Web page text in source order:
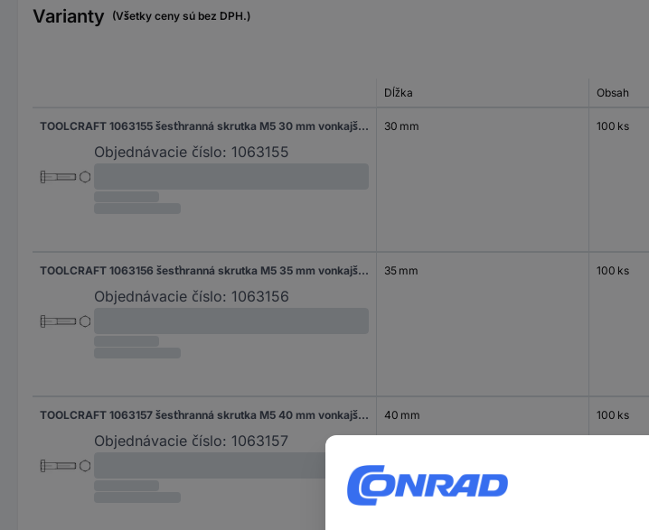
Varianty (Všetky ceny sú bez DPH.)
Dĺžka Obsah
TOOLCRAFT 1063155 šesťhranná skrutka M5 30 mm vonkajší šesťhran DIN 931 nerezová ocel A2 100 ks
Objednávacie číslo: 1063155
30 mm 100 ks
TOOLCRAFT 1063156 šesťhranná skrutka M5 35 mm vonkajší šesťhran DIN 931 nerezová ocel A2 100 ks
Objednávacie číslo: 1063156
35 mm 100 ks
TOOLCRAFT 1063157 šesťhranná skrutka M5 40 mm vonkajší šesťhran DIN 931 nerezová ocel A2 100 ks
Objednávacie číslo: 1063157
40 mm 100 ks